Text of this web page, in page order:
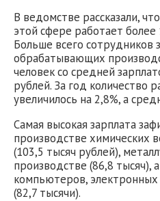
В ведомстве рассказали,
этой сфере работает более
Больше всего сотрудников
обрабатывающих
человек со средней
рублей. За год количество
увеличилось на 2,8%, а
Самая высокая зарплата
производстве химических
(103,5 тысяч рублей),
производстве (86,8 тысяч),
компьютеров, электронных
(82,7 тысячи).